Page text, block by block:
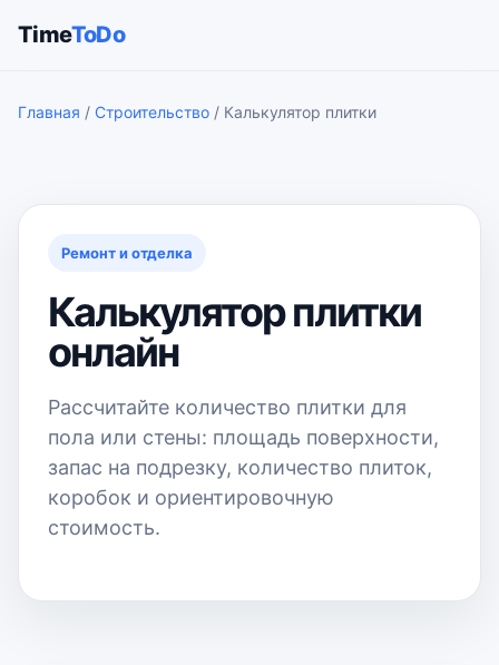
TimeToDo
Главная / Строительство / Калькулятор плитки
Ремонт и отделка
Калькулятор плитки
онлайн
Рассчитайте количество плитки для
пола или стены: площадь поверхности,
запас на подрезку, количество плиток,
коробок и ориентировочную
стоимость.